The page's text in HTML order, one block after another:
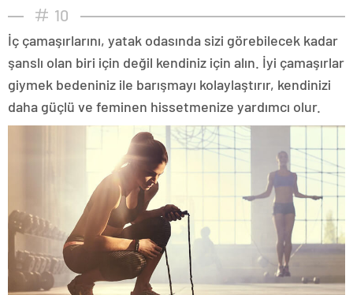
10
İç çamaşırlarını, yatak odasında sizi görebilecek kadar
şanslı olan biri için değil kendiniz için alın. İyi çamaşırlar
giymek bedeniniz ile barışmayı kolaylaştırır, kendinizi
daha güçlü ve feminen hissetmenize yardımcı olur.